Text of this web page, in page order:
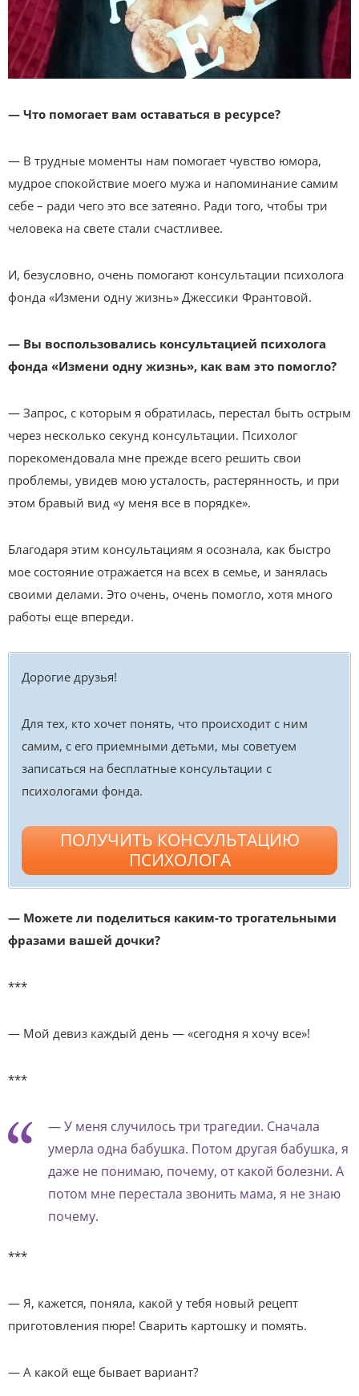
— Что помогает вам оставаться в ресурсе?
— В трудные моменты нам помогает чувство юмора,
мудрое спокойствие моего мужа и напоминание самим
себе – ради чего это все затеяно. Ради того, чтобы три
человека на свете стали счастливее.
И, безусловно, очень помогают консультации психолога
фонда «Измени одну жизнь» Джессики Франтовой.
— Вы воспользовались консультацией психолога
фонда «Измени одну жизнь», как вам это помогло?
— Запрос, с которым я обратилась, перестал быть острым
через несколько секунд консультации. Психолог
порекомендовала мне прежде всего решить свои
проблемы, увидев мою усталость, растерянность, и при
этом бравый вид «у меня все в порядке».
Благодаря этим консультациям я осознала, как быстро
мое состояние отражается на всех в семье, и занялась
своими делами. Это очень, очень помогло, хотя много
работы еще впереди.
Дорогие друзья!
Для тех, кто хочет понять, что происходит с ним
самим, с его приемными детьми, мы советуем
записаться на бесплатные консультации с
психологами фонда.
ПОЛУЧИТЬ КОНСУЛЬТАЦИЮ
ПСИХОЛОГА
— Можете ли поделиться каким-то трогательными
фразами вашей дочки?
***
— Мой девиз каждый день — «сегодня я хочу все»!
***
— У меня случилось три трагедии. Сначала
умерла одна бабушка. Потом другая бабушка, я
даже не понимаю, почему, от какой болезни. А
потом мне перестала звонить мама, я не знаю
почему.
***
— Я, кажется, поняла, какой у тебя новый рецепт
приготовления пюре! Сварить картошку и помять.
— А какой еще бывает вариант?